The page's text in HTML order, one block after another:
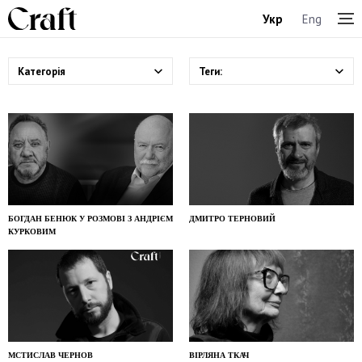
Укр Eng
Категорія Теги:
БОГДАН БЕНЮК У РОЗМОВІ З АНДРІЄМ
КУРКОВИМ
ДМИТРО ТЕРНОВИЙ
МСТИСЛАВ ЧЕРНОВ ВІРЛЯНА ТКАЧ